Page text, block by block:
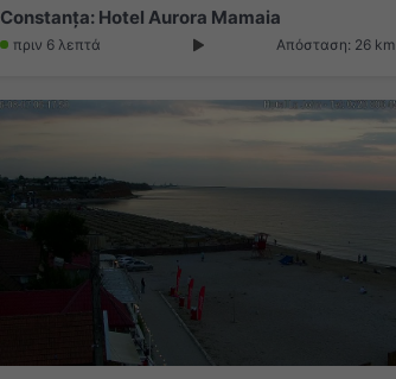
Constanța: Hotel Aurora Mamaia
πριν 6 λεπτά Απόσταση: 26 km